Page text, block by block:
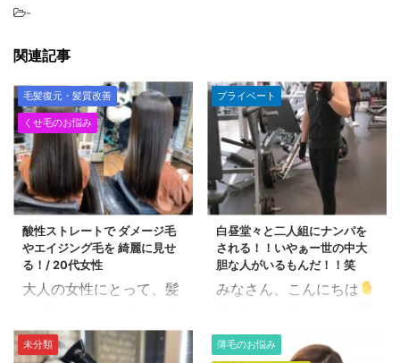
-
関連記事
毛髪復元・髪質改善
くせ毛のお悩み
酸性ストレートで ダメージ毛
やエイジング毛を 綺麗に見せ
る！/ 20代女性
大人の女性にとって、髪
毛は悩みの種です。 そん
な方々におすすめなの
プライベート
白昼堂々と二人組にナンパを
される！！いやぁー世の中大
胆な人がいるもんだ！！笑
みなさん、こんにちは
に6月に突入です。 最近
何か変わった事があった
未分類 薄毛のお悩み